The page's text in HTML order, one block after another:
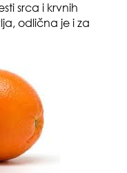
srca i krvnih
odlična je i za